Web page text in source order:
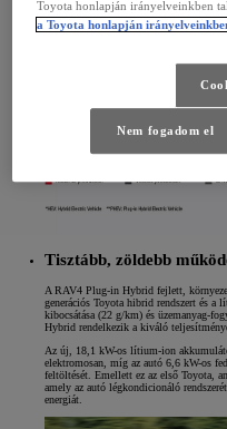
Tisztább, zöldebb
A RAV4 Plug-in Hybrid fejlett,
generációs Toyota hibrid rendszert és
kibocsátása (22 g/km) és üzemanyag-
Hybrid rendelkezik a kiváló
Az új, 18,1 kW-os lítium-ion
elektromosan, míg az autó 6,6 kW-os
feltöltését. Emellett ez az első Toyota,
amely az autó légkondicionáló
energiát.
Toyota honlapján irányelveinkben
a Toyota honlapján
Nem fogadom el